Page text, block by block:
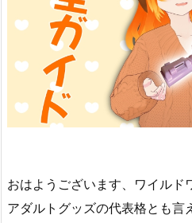
おはようございます、ワイルド
アダルトグッズの代表格とも言